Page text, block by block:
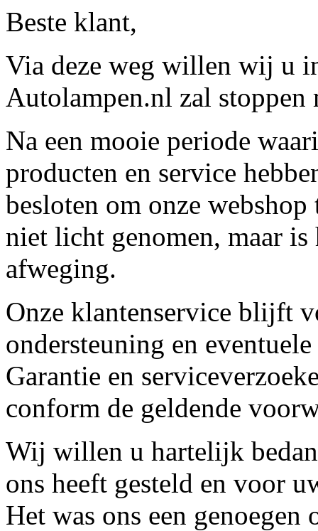
Beste klant,
Via deze weg willen wij u
Autolampen.nl zal stoppen
Na een mooie periode
producten en service
besloten om onze
niet licht genomen, maar
afweging.
Onze klantenservice blijft
ondersteuning en
Garantie en
conform de geldende
Wij willen u hartelijk
ons heeft gesteld en voor
Het was ons een